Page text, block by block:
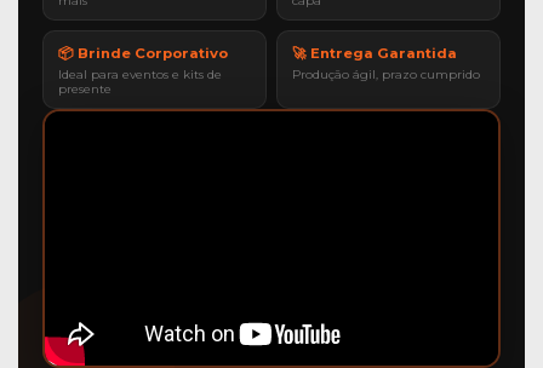
📦 Brinde Corporativo
Ideal para eventos e kits de
presente
🚀 Entrega Garantida
Produção ágil, prazo cumprido